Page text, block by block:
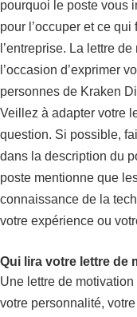
pourquoi le poste vous
pour l’occuper et ce
l’entreprise. La lettre
l’occasion d’exprimer
personnes de Kraken
Veillez à adapter votre
question. Si possible,
dans la description du
poste mentionne que
connaissance de la
votre expérience ou
Qui lira votre lettre de
Une lettre de
votre personnalité,